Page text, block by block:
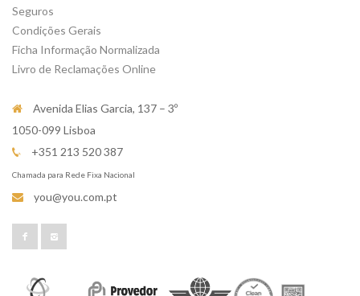
Seguros
Condições Gerais
Ficha Informação Normalizada
Livro de Reclamações Online
Avenida Elias Garcia, 137 – 3º
1050-099 Lisboa
+351 213 520 387
Chamada para Rede Fixa Nacional
you@you.com.pt